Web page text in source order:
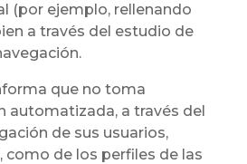
(por ejemplo, rellenando
a través del estudio de
que no toma
automatizada, a través del
de sus usuarios,
como de los perfiles de las